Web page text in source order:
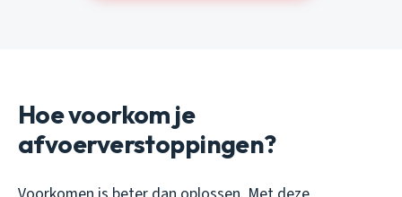
Hoe voorkom je
afvoerverstoppingen?